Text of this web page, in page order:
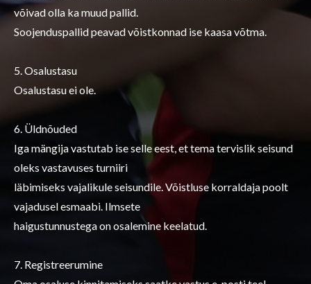
võivad olla ka muud pallid.
Soojenduspallid peavad võistkonnad ise kaasa võtma.
5. Osalustasu
Osalustasu ei ole.
6. Üldnõuded
Iga mängija vastutab ise selle eest, et tema tervislik seisund
oleks vastavuses turniiri
läbimiseks vajalikule seisundile. Võistluse korraldaja poolt
vajadusel esmaabi. Ilmsete
haigustunnustega on osalemine keelatud.
7. Registreerumine